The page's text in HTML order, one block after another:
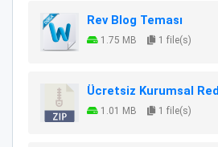
Rev Blog Teması
1.75 MB 1 file(s)
Ücretsiz Kurumsal Red
1.01 MB 1 file(s)